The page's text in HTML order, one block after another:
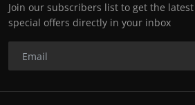
Join our subscribers list to get the
special offers directly in your inbox